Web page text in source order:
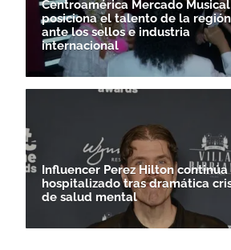
Centroamérica Mercado Musical
posiciona el talento de la región
ante los sellos e industria
internacional
Influencer Perez Hilton continúa
hospitalizado tras dramática
de salud mental